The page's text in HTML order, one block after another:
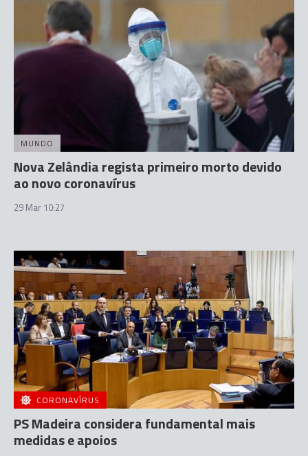
MUNDO
Nova Zelândia regista primeiro morto devido
ao novo coronavírus
29 Mar 10:27
CORONAVÍRUS
PS Madeira considera fundamental mais
medidas e apoios